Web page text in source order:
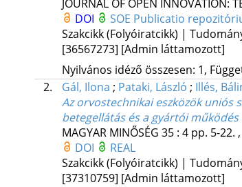
JOURNAL OF OPEN INNOVATION:
DOI
SOE Publicatio
Szakcikk (Folyóiratcikk) |
[36567273] [Admin láttamozott]
Nyilvános idéző összesen: 1,
2.
Gál, Ilona ; Pataki, László ; Illés,
Az orvostechnikai eszközök uniós
betegellátás és a gyártói
MAGYAR MINŐSÉG 35: 4 pp. 5-22.
DOI
REAL
Szakcikk (Folyóiratcikk) |
[37310759] [Admin láttamozott]